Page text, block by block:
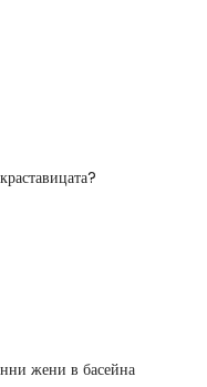
жени в басейна